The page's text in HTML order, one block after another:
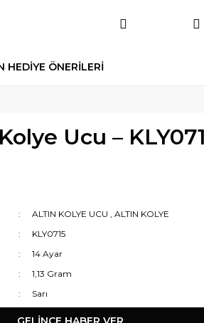
HEDİYE ÖNERİLERİ
Ucu –
ALTIN KOLYE UCU
ALTIN KOLYE
KLY0715
14 Ayar
1,13 Gram
Sarı